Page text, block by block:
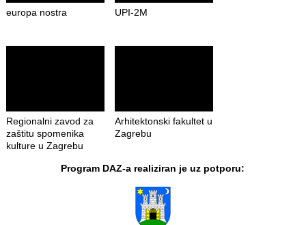
europa nostra UPI-2M
Regionalni zavod za
zaštitu spomenika
kulture u Zagrebu
Arhitektonski fakultet u
Zagrebu
Program DAZ-a realiziran je uz potporu: